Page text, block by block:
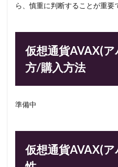
ら、慎重に判断することが重要
仮想通貨AVAX(
方/購入方法
準備中
仮想通貨AVAX(